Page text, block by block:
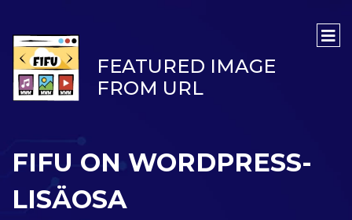
FEATURED IMAGE
FROM URL
FIFU ON WORDPRESS-
LISÄOSA